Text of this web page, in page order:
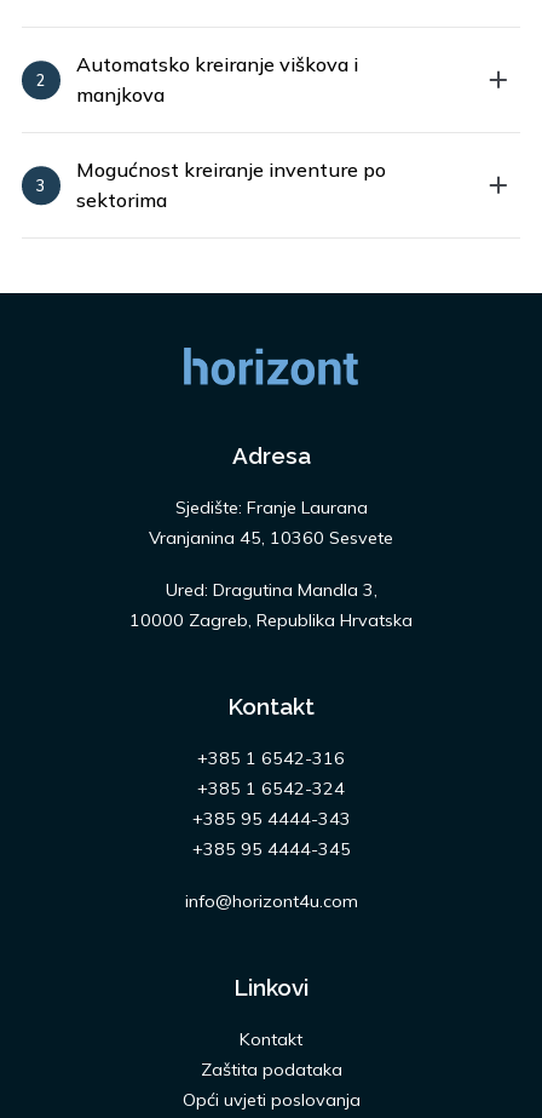
Automatsko kreiranje viškova i
manjkova
Mogućnost kreiranje inventure po
sektorima
Adresa
Sjedište: Franje Laurana
Vranjanina 45, 10360 Sesvete
Ured: Dragutina Mandla 3,
10000 Zagreb, Republika Hrvatska
Kontakt
+385 1 6542-316
+385 1 6542-324
+385 95 4444-343
+385 95 4444-345
info@horizont4u.com
Linkovi
Kontakt
Zaštita podataka
Opći uvjeti poslovanja